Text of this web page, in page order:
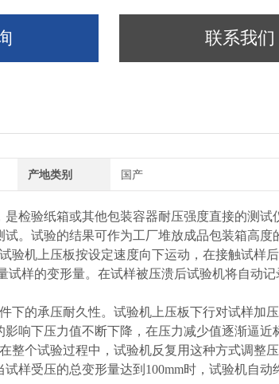
联系我们
产地类别 国产
检验纸箱或其他包装容器耐压强度直接的测试
。试验的结果可作为工厂堆放成品包装箱高度
机上压板按设定速度向下运动，在接触试样后
样的变形量。在试样被压溃后试验机将自动
的承压耐久性。试验机上压板下行对试样加
响下压力值不断下降，在压力减少值逐渐逼近
整个试验过程中，试验机反复用这种方式调整
样受压的总变形量达到100mm时，试验机自动